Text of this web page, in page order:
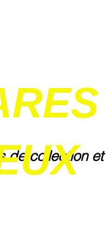
de collection et